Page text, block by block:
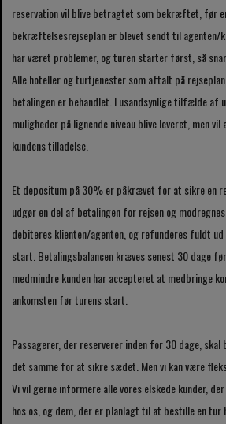
reservation vil blive betragtet som bekræftet, før
bekræftelsesrejseplan er blevet sendt til agenten/
har været problemer, og turen starter først, så
Alle hoteller og turtjenester som aftalt på
betalingen er behandlet. I usandsynlige tilfælde af
muligheder på lignende niveau blive leveret, men
kundens tilladelse.
Et depositum på 30% er påkrævet for at sikre en
udgør en del af betalingen for rejsen og
debiteres klienten/agenten, og refunderes fuldt
start. Betalingsbalancen kræves senest 30 dage
medmindre kunden har accepteret at medbringe
ankomsten før turens start.
Passagerer, der reserverer inden for 30 dage,
det samme for at sikre sædet. Men vi kan være
Vi vil gerne informere alle vores elskede kunder,
hos os, og dem, der er planlagt til at bestille en